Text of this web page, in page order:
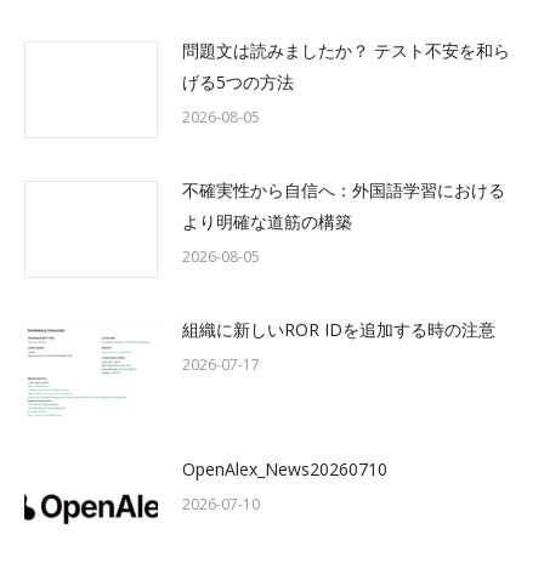
問題文は読みましたか？ テスト不安を和ら
げる5つの方法
2026-08-05
不確実性から自信へ：外国語学習における
より明確な道筋の構築
2026-08-05
組織に新しいROR IDを追加する時の注意
2026-07-17
OpenAlex_News20260710
2026-07-10